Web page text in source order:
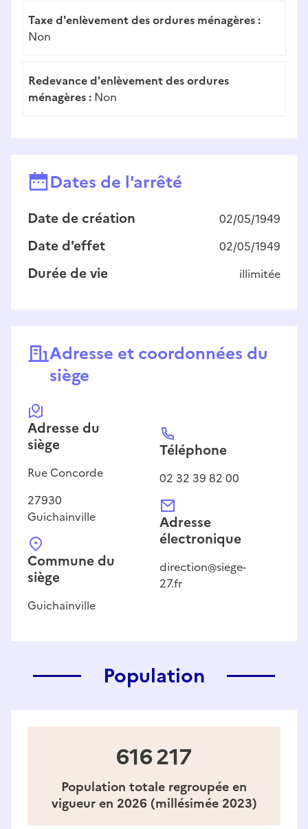
Taxe d'enlèvement des ordures ménagères :
Non
Redevance d'enlèvement des ordures
ménagères : Non
Dates de l'arrêté
Date de création 02/05/1949
Date d'effet 02/05/1949
Durée de vie illimitée
Adresse et coordonnées du
siège
Adressedu
siège
Rue Concorde
27930
Guichainville
Commune du
siège
Guichainville
Téléphone
02 32 39 82 00
Adresse
électronique
direction@siege-
27.fr
Population
616 217
Population totale regroupée en
vigueur en 2026 (millésimée 2023)